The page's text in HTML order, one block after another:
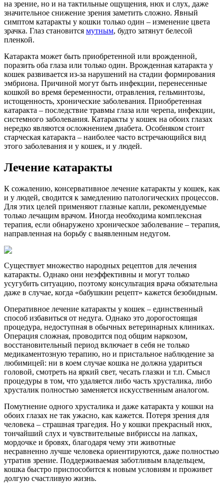
на зрение, но и на тактильные ощущения, нюх и слух, даже
значительное снижение зрения заметить сложно. Явный
симптом катаракты у кошки только один – изменение цвета
зрачка. Глаз становится мутным, будто затянут белесой
пленкой.
Катаракта может быть приобретенной или врожденной,
поразить оба глаза или только один. Врожденная катаракта у
кошек развивается из-за нарушений на стадии формирования
эмбриона. Причиной могут быть инфекции, перенесенные
кошкой во время беременности, отравления, гельминтозы,
истощенность, хронические заболевания. Приобретенная
катаракта – последствие травмы глаза или черепа, инфекции,
системного заболевания. Катаракты у кошек на обоих глазах
нередко являются осложнением диабета. Особняком стоит
старческая катаракта – наиболее часто встречающийся вид
этого заболевания и у кошек, и у людей.
Лечение катаракты
К сожалению, консервативное лечение катаракты у кошек, как
и у людей, сводится к замедлению патологических процессов.
Для этих целей применяют глазные капли, рекомендуемые
только лечащим врачом. Иногда необходима комплексная
терапия, если обнаружено хроническое заболевание – терапия,
направленная на борьбу с выявленным недугом.
Существует множество народных рецептов для лечения
катаракты. Однако они неэффективны и могут только
усугубить ситуацию, поэтому консультация врача обязательна
даже в случае, когда «бабушкин рецепт» кажется безобидным.
Оперативное лечение катаракты у кошек – единственный
способ избавиться от недуга. Однако это дорогостоящая
процедура, недоступная в обычных ветеринарных клиниках.
Операция сложная, проводится под общим наркозом,
восстановительный период включает в себя не только
медикаментозную терапию, но и пристальное наблюдение за
любимицей: ни в коем случае кошка не должна удариться
головой, смотреть на яркий свет, чесать глазки и т.п. Смысл
процедуры в том, что удаляется либо часть хрусталика, либо
хрусталик полностью заменяется искусственным аналогом.
Помутнение одного хрусталика и даже катаракта у кошки на
обоих глазах не так ужасно, как кажется. Потеря зрения для
человека – страшная трагедия. Но у кошки прекрасный нюх,
тончайший слух и чувствительные вибриссы на лапках,
мордочке и бровях, благодаря чему эти животные
несравненно лучше человека ориентируются, даже полностью
утратив зрение. Поддерживаемая заботливым владельцем,
кошка быстро приспособится к новым условиям и проживет
долгую счастливую жизнь.